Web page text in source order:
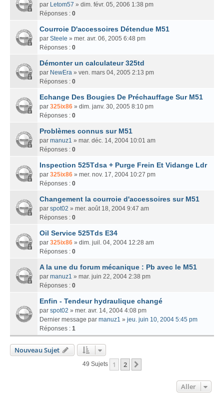
par Letom57 » dim. févr. 05, 2006 1:38 pm
Réponses : 0
Courroie D'accessoires Détendue M51
par Steele » mer. avr. 06, 2005 6:48 pm
Réponses : 0
Démonter un calculateur 325td
par NewEra » ven. mars 04, 2005 2:13 pm
Réponses : 0
Echange Des Bougies De Préchauffage Sur M51
par 325ix86 » dim. janv. 30, 2005 8:10 pm
Réponses : 0
Problèmes connus sur M51
par manuz1 » mar. déc. 14, 2004 10:01 am
Réponses : 0
Inspection 525Tdsa + Purge Frein Et Vidange Ldr
par 325ix86 » mer. nov. 17, 2004 10:27 pm
Réponses : 0
Changement la courroie d'accessoires sur M51
par spot02 » mer. août 18, 2004 9:47 am
Réponses : 0
Oil Service 525Tds E34
par 325ix86 » dim. juil. 04, 2004 12:28 am
Réponses : 0
A la une du forum mécanique : Pb avec le M51
par manuz1 » mar. juin 22, 2004 2:38 pm
Réponses : 0
Enfin - Tendeur hydraulique changé
par spot02 » mer. avr. 14, 2004 4:08 pm
Dernier message par manuz1 » jeu. juin 10, 2004 5:45 pm
Réponses : 1
Nouveau Sujet
49 Sujets 1 2
Aller